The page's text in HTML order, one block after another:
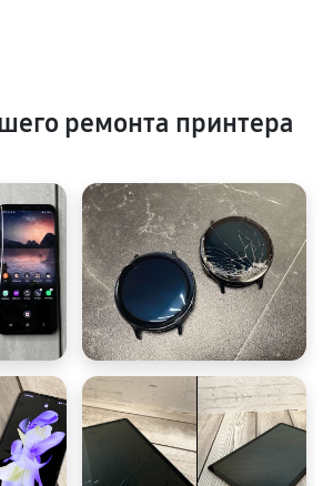
ремонта принтера